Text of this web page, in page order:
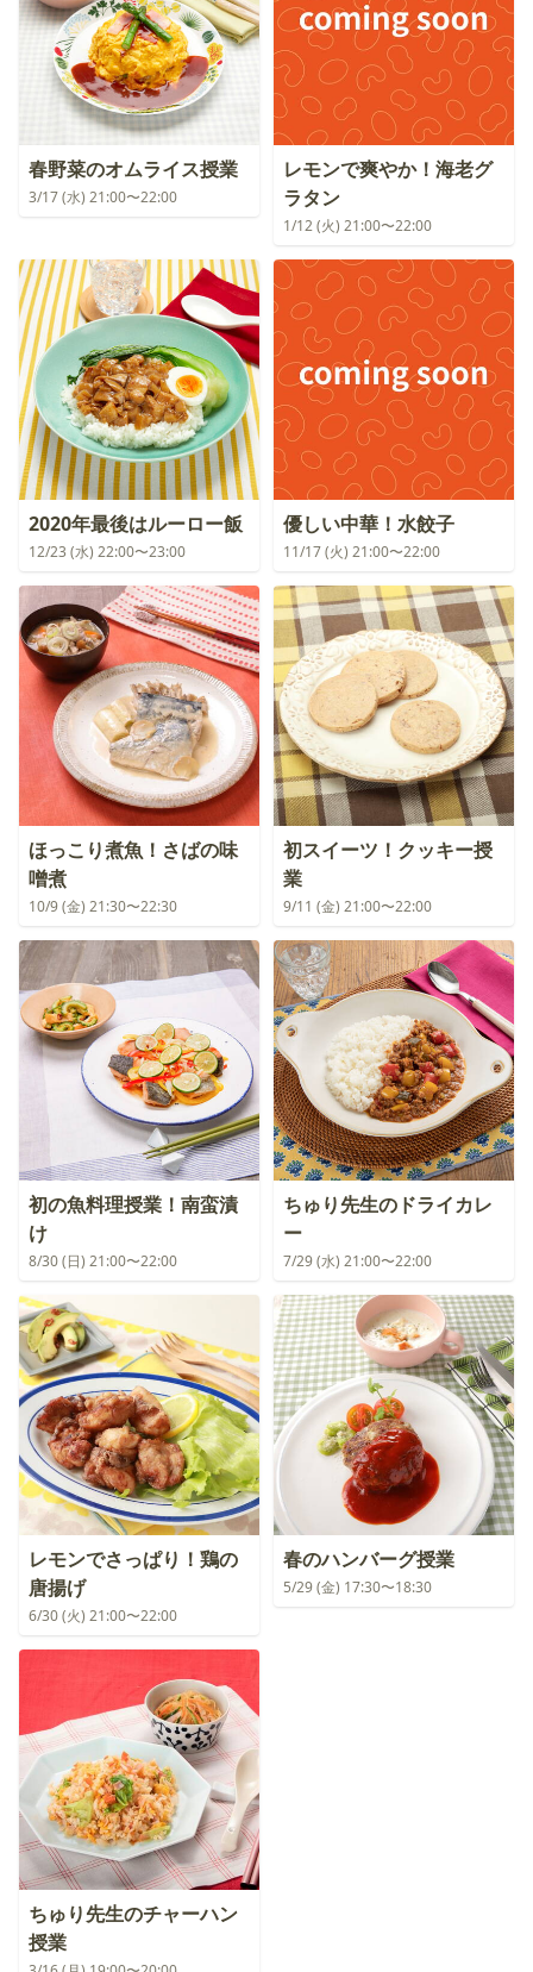
春野菜のオムライス授業
3/17 (水) 21:00〜22:00
レモンで爽やか！海老グ
ラタン
1/12 (火) 21:00〜22:00
2020年最後はルーロー飯
12/23 (水) 22:00〜23:00
優しい中華！水餃子
11/17 (火) 21:00〜22:00
ほっこり煮魚！さばの味
噌煮
10/9 (金) 21:30〜22:30
初スイーツ！クッキー授
業
9/11 (金) 21:00〜22:00
初の魚料理授業！南蛮漬
け
8/30 (日) 21:00〜22:00
ちゅり先生のドライカレ
ー
7/29 (水) 21:00〜22:00
レモンでさっぱり！鶏の
唐揚げ
6/30 (火) 21:00〜22:00
春のハンバーグ授業
5/29 (金) 17:30〜18:30
ちゅり先生のチャーハン
授業